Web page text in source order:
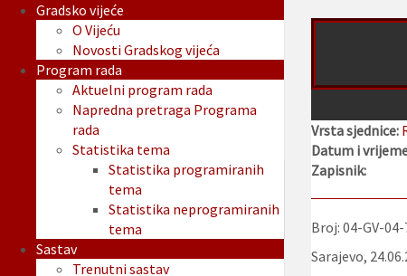
Vrsta sjednice:
Datum i
Zapisnik:
Broj: 04-GV-
Sarajevo,
Gradsko vijeće
O Vijeću
Novosti Gradskog vijeća
Program rada
Aktuelni program rada
Napredna pretraga Programa
rada
Statistika tema
Statistika programiranih
tema
Statistika neprogramiranih
tema
Sastav
Trenutni sastav